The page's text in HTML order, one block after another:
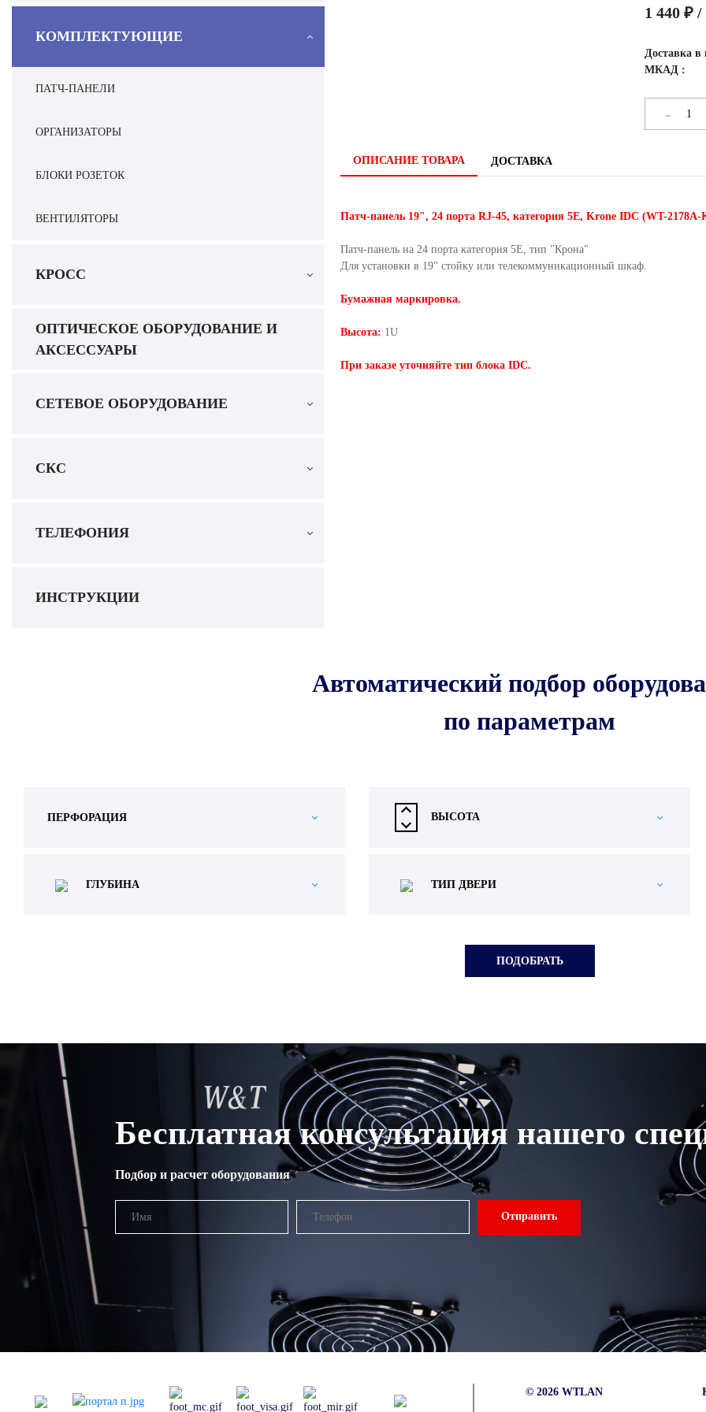
КОМПЛЕКТУЮЩИЕ
ПАТЧ-ПАНЕЛИ
ОРГАНИЗАТОРЫ
БЛОКИ РОЗЕТОК
ВЕНТИЛЯТОРЫ
КРОСС
ОПТИЧЕСКОЕ ОБОРУДОВАНИЕ И
АКСЕССУАРЫ
СЕТЕВОЕ ОБОРУДОВАНИЕ
СКС
ТЕЛЕФОНИЯ
ИНСТРУКЦИИ
1 440 ₽
Доставка в
МКАД :
-
ОПИСАНИЕ ТОВАРА ДОСТАВКА
Патч-панель 19", 24 порта RJ-45, категория 5Е, Krone IDC (WT-2178A-
Патч-панель на 24 порта категория 5Е, тип "Крона"
Для установки в 19" стойку или телекоммуникационный шкаф.
Бумажная маркировка.
Высота: 1U
При заказе уточняйте тип блока IDC.
Автоматический подбор
по параметрам
ПЕРФОРАЦИЯ ВЫСОТА
ГЛУБИНА ТИП ДВЕРИ
Бесплатная консультация нашего
Подбор и расчет оборудования
Отправить
© 2026 WTLAN